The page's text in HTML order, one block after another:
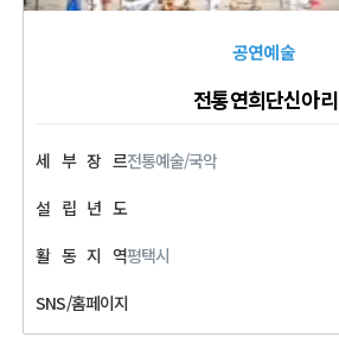
공연예술
전통연희단신아리
세 부 장 르전통예술/국악
설 립 년 도
활 동 지 역평택시
SNS/홈페이지